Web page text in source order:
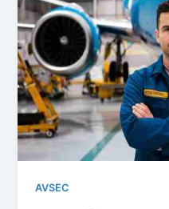
AVSEC